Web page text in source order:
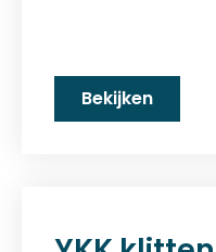
Bekijken